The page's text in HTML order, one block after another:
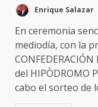
Enrique Salazar
En ceremonia
mediodía, con la
del HIPÒDROMO
cabo el sorteo de